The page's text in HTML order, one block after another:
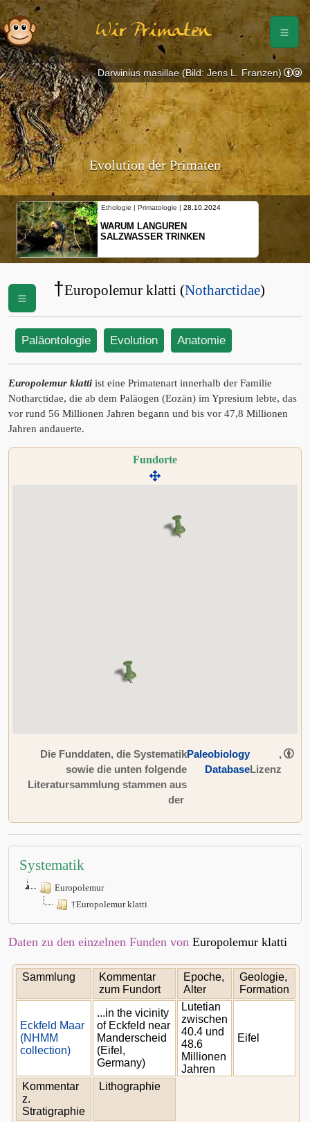
Wir Primaten
Evolution der Primaten
Ethologie | Primatologie | 28.10.2024
WARUM LANGUREN
SALZWASSER TRINKEN
Darwinius masillae (Bild: Jens L. Franzen)
†Europolemur klatti (Notharctidae)
Paläontologie Evolution Anatomie
Europolemur klatti ist eine Primatenart innerhalb der Familie
Notharctidae, die ab dem Paläogen (Eozän) im Ypresium lebte, das
vor rund 56 Millionen Jahren begann und bis vor 47,8 Millionen
Jahren andauerte.
Fundorte
Die Funddaten, die Systematik
sowie die unten folgende
Literatursammlung stammen aus
der
Paleobiology
Database
,
Lizenz
Systematik
Europolemur
†Europolemur klatti
Daten zu den einzelnen Funden von Europolemur klatti
Sammlung
Kommentar
zum Fundort
Epoche,
Alter
Geologie,
Formation
Eckfeld Maar
(NHMM
collection)
...in the vicinity
of Eckfeld near
Manderscheid
(Eifel,
Germany)
Lutetian
zwischen
40.4 und
48.6
Millionen
Jahren
Eifel
Kommentar
z.
Stratigraphie
Lithographie